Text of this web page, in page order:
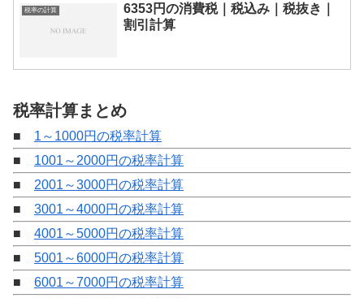
税率の計算
6353円の消費税｜税込み｜税抜き｜
割引計算
税率計算まとめ
■ 1～1000円の税率計算
■ 1001～2000円の税率計算
■ 2001～3000円の税率計算
■ 3001～4000円の税率計算
■ 4001～5000円の税率計算
■ 5001～6000円の税率計算
■ 6001～7000円の税率計算